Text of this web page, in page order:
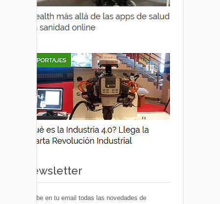
Newsletter
Recibe en tu email todas las novedades de